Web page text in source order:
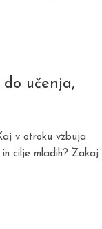
učenja,
v otroku vzbuja
cilje mladih? Zakaj